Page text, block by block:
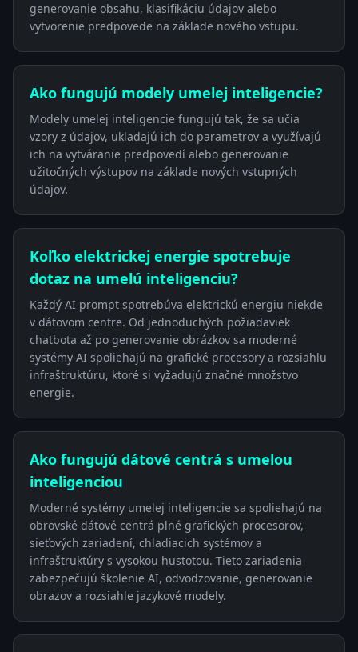
generovanie obsahu, klasifikáciu údajov alebo
vytvorenie predpovede na základe nového vstupu.
Ako fungujú modely umelej inteligencie?
Modely umelej inteligencie fungujú tak, že sa učia
vzory z údajov, ukladajú ich do parametrov a využívajú
ich na vytváranie predpovedí alebo generovanie
užitočných výstupov na základe nových vstupných
údajov.
Koľko elektrickej energie spotrebuje
dotaz na umelú inteligenciu?
Každý AI prompt spotrebúva elektrickú energiu niekde
v dátovom centre. Od jednoduchých požiadaviek
chatbota až po generovanie obrázkov sa moderné
systémy AI spoliehajú na grafické procesory a rozsiahlu
infraštruktúru, ktoré si vyžadujú značné množstvo
energie.
Ako fungujú dátové centrá s umelou
inteligenciou
Moderné systémy umelej inteligencie sa spoliehajú na
obrovské dátové centrá plné grafických procesorov,
sieťových zariadení, chladiacich systémov a
infraštruktúry s vysokou hustotou. Tieto zariadenia
zabezpečujú školenie AI, odvodzovanie, generovanie
obrazov a rozsiahle jazykové modely.